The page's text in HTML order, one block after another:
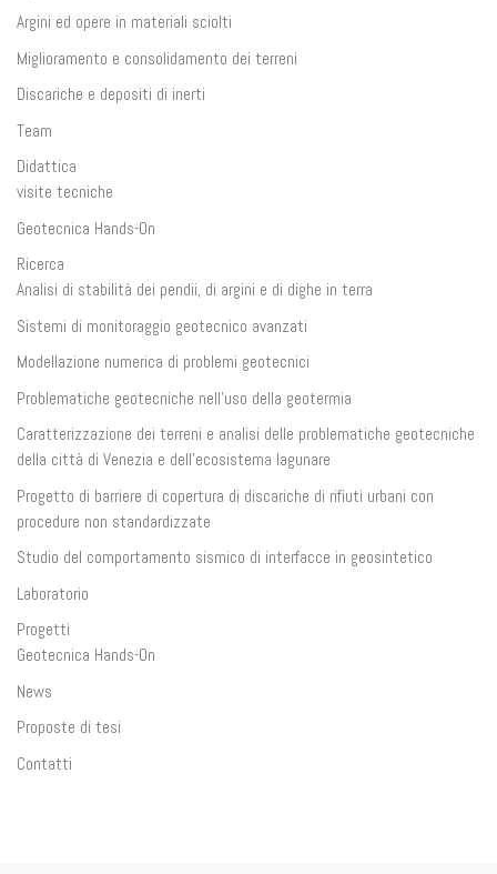
Argini ed opere in materiali sciolti
Miglioramento e consolidamento dei terreni
Discariche e depositi di inerti
Team
Didattica
visite tecniche
Geotecnica Hands-On
Ricerca
Analisi di stabilità dei pendii, di argini e di dighe in terra
Sistemi di monitoraggio geotecnico avanzati
Modellazione numerica di problemi geotecnici
Problematiche geotecniche nell’uso della geotermia
Caratterizzazione dei terreni e analisi delle problematiche geotecniche
della città di Venezia e dell’ecosistema lagunare
Progetto di barriere di copertura di discariche di rifiuti urbani con
procedure non standardizzate
Studio del comportamento sismico di interfacce in geosintetico
Laboratorio
Progetti
Geotecnica Hands-On
News
Proposte di tesi
Contatti